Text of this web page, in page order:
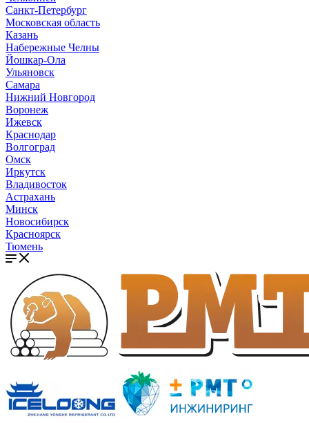
Санкт-Петербург
Московская область
Казань
Набережные Челны
Йошкар-Ола
Ульяновск
Самара
Нижний Новгород
Воронеж
Ижевск
Краснодар
Волгоград
Омск
Иркутск
Владивосток
Астрахань
Минск
Новосибирск
Красноярск
Тюмень